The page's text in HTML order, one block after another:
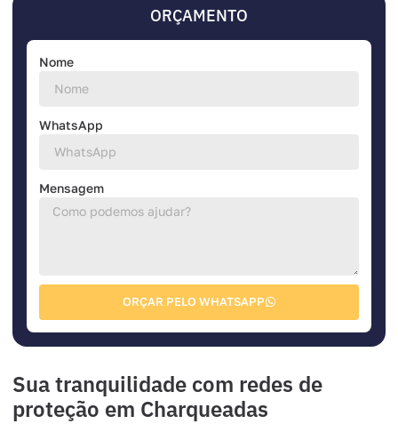
ORÇAMENTO
Nome
WhatsApp
Mensagem
ORÇAR PELO WHATSAPP
Sua tranquilidade com redes de
proteção em Charqueadas